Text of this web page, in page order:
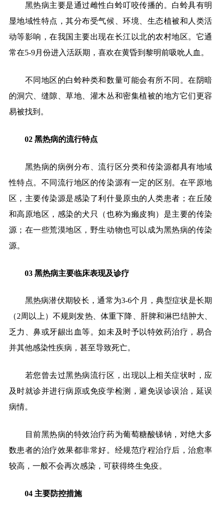
黑热病主要是通过雌性白蛉叮咬传播的。白蛉具有明
显地域性特点，其分布受气候、环境、生态植被和人类活
动等影响，在我国主要出现在长江以北的农村地区。它通
常在5-9月份进入活跃期，喜欢在黄昏到黎明前吸吮人血。
不同地区的白蛉种类和数量可能会有所不同。在阴暗
的洞穴、缝隙、草地、灌木丛和密集植被的地方它们更容
易被找到。
02 黑热病的流行特点
黑热病的病例分布、流行区分类和传染源都具有地域
性特点。 不同流行地区的传染源有一定的区别。在平原地
区，主要传染源是感染了利什曼原虫的人类患者；在丘陵
和高原地区，感染的犬只（也称为癞皮狗）是主要的传染
源；在一些荒漠地区，野生动物也可以成为黑热病的传染
源。
03 黑热病主要临床表现及诊疗
黑热病潜伏期较长，通常为3-6个月，典型症状是长期
（2周以上）不规则发热、体重下降、肝脾和淋巴结肿大、
乏力、鼻或牙龈出血等。如未及时予以特效药治疗，易合
并其他感染性疾病，甚至导致死亡。
若您曾去过黑热病流行区，出现以上相关症状时，应
及时就诊并进行病原或免疫学检测，避免误诊误治，延误
病情。
目前黑热病的特效治疗药为葡萄糖酸锑钠，对绝大多
数患者的治疗效果都非常好。经规范疗程治疗后，治愈率
较高，一般不会再次感染，可获得终生免疫。
04 主要防控措施